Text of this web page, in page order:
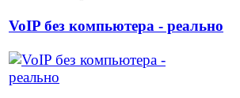
VoIP без компьютера - реально